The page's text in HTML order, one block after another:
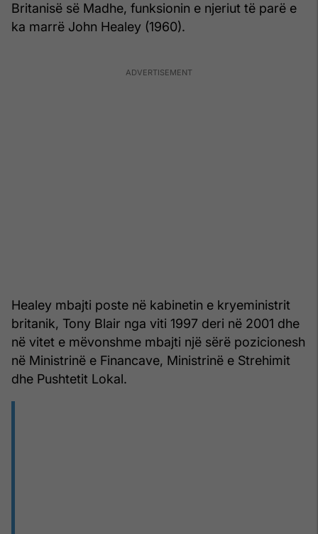
Britanisë së Madhe, funksionin e njeriut të parë e
ka marrë John Healey (1960).
Healey mbajti poste në kabinetin e kryeministrit
britanik, Tony Blair nga viti 1997 deri në 2001 dhe
në vitet e mëvonshme mbajti një sërë pozicionesh
në Ministrinë e Financave, Ministrinë e Strehimit
dhe Pushtetit Lokal.